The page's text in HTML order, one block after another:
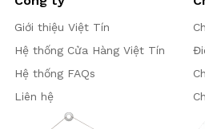
Giới thiệu Việt Tín
Hệ thống Cửa Hàng Việt Tín
Hệ thống FAQs
Liên hệ